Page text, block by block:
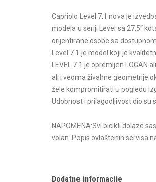
Capriolo Level 7.1 nova je
modela u seriji Level sa 27,5“
orijentirane osobe sa
Level 7.1 je model koji je
LEVEL 7.1 je opremljen
ali i veoma živahne geometrije
žele kompromitirati u pogledu
Udobnost i prilagodljivost dio su
NAPOMENA:Svi bicikli dolaze
volan. Popis ovlaštenih servisa
Dodatne informacije